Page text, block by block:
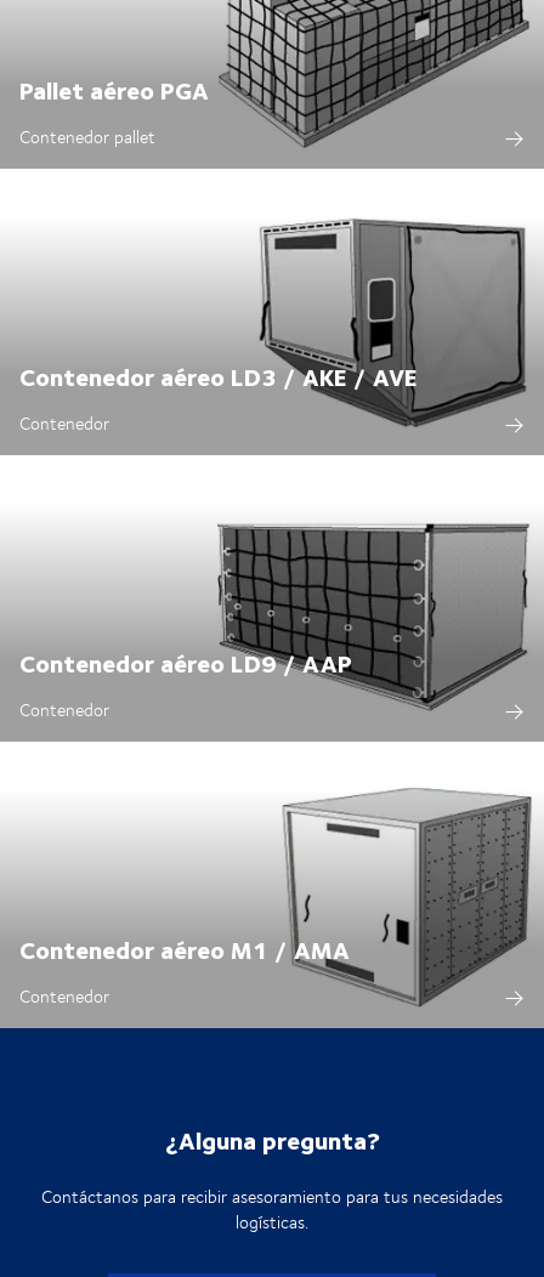
Pallet aéreo PGA
Contenedor pallet
Contenedor aéreo LD3 / AKE / AVE
Contenedor
Contenedor aéreo LD9 / AAP
Contenedor
Contenedor aéreo M1 / AMA
Contenedor
¿Alguna pregunta?
Contáctanos para recibir asesoramiento para tus necesidades
logísticas.